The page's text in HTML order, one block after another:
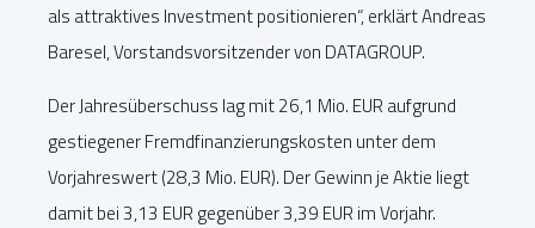
als attraktives Investment positionieren“, erklärt Andreas
Baresel, Vorstandsvorsitzender von DATAGROUP.
Der Jahresüberschuss lag mit 26,1 Mio. EUR aufgrund
gestiegener Fremdfinanzierungskosten unter dem
Vorjahreswert (28,3 Mio. EUR). Der Gewinn je Aktie liegt
damit bei 3,13 EUR gegenüber 3,39 EUR im Vorjahr.